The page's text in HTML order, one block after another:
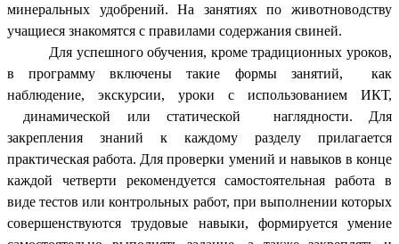
минеральных удобрений. На занятиях по животноводству
учащиеся знакомятся с правилами содержания свиней.
Для успешного обучения, кроме традиционных уроков,
в программу включены такие формы занятий, как
наблюдение, экскурсии, уроки с использованием ИКТ,
динамической или статической наглядности. Для
закрепления знаний к каждому разделу прилагается
практическая работа. Для проверки умений и навыков в конце
каждой четверти рекомендуется самостоятельная работа в
виде тестов или контрольных работ, при выполнении которых
совершенствуются трудовые навыки, формируется умение